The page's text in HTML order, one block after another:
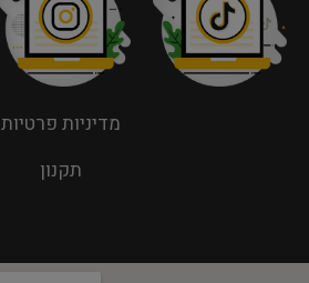
מדיניות פרטיות
תקנון